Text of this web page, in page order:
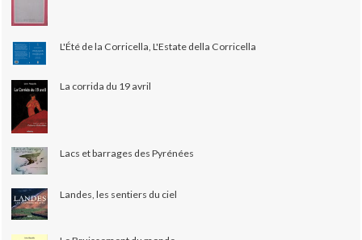
L'Été de la Corricella, L'Estate della Corricella
La corrida du 19 avril
Lacs et barrages des Pyrénées
Landes, les sentiers du ciel